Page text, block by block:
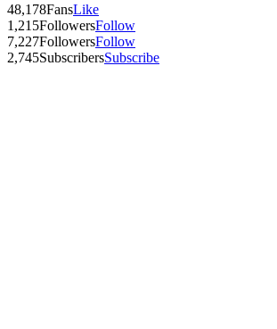
48,178FansLike
1,215FollowersFollow
7,227FollowersFollow
2,745SubscribersSubscribe